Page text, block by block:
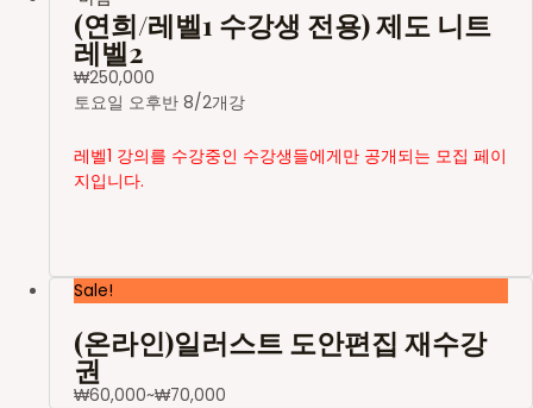
(연희/레벨1 수강생 전용) 제도 니트
레벨2
₩250,000
토요일 오후반 8/2개강
레벨1 강의를 수강중인 수강생들에게만 공개되는 모집 페이
지입니다.
Sale!
(온라인)일러스트 도안편집 재수강
권
₩60,000~₩70,000